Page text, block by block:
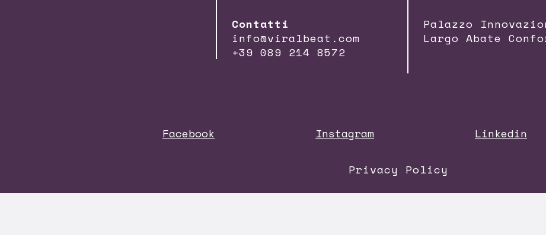
Contatti
info@viralbeat.com
+39 089 214 8572
Palazzo
Largo Abate
Facebook Instagram Linkedin
Privacy Policy